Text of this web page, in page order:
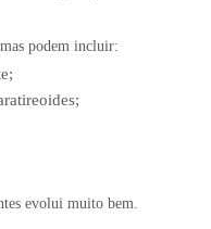
podem incluir:
evolui muito bem.